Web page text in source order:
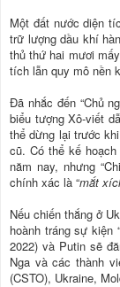
Một đất nước diện
trữ lượng dầu khí
thủ thứ hai mươi
tích lẫn quy mô nền
Đã nhắc đến “Chủ
biểu tượng Xô-viết
thể dừng lại trước
cũ. Có thể kế
năm nay, nhưng
chính xác là “mắt
Nếu chiến thắng ở
hoành tráng sự kiện
2022) và Putin sẽ
Nga và các thành
(CSTO), Ukraine,